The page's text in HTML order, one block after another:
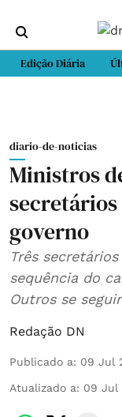
Edição Diária
diario-de-noticias
Ministros
secretários
governo
Três
sequência do
Outros se
Redação DN
Publicado a: 09 Jul
Atualizado a: 09 Jul